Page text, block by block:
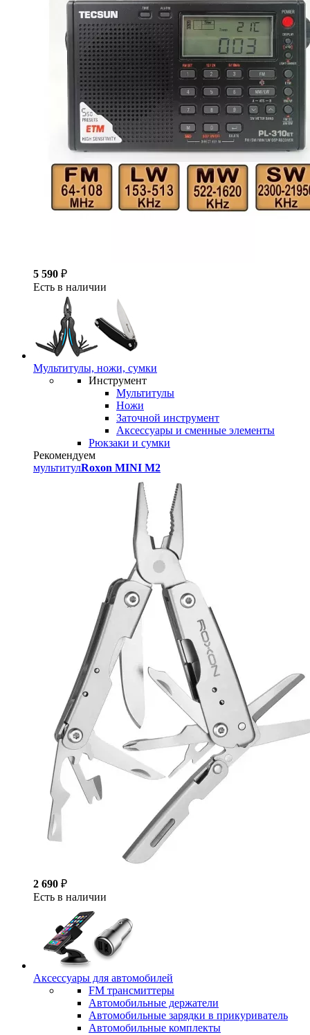
5 590 ₽
Есть в наличии
Мультитулы, ножи, сумки
Инструмент
Мультитулы
Ножи
Заточной инструмент
Аксессуары и сменные элементы
Рюкзаки и сумки
Рекомендуем
мультитулRoxon MINI M2
2 690 ₽
Есть в наличии
Аксессуары для автомобилей
FM трансмиттеры
Автомобильные держатели
Автомобильные зарядки в прикуриватель
Автомобильные комплекты